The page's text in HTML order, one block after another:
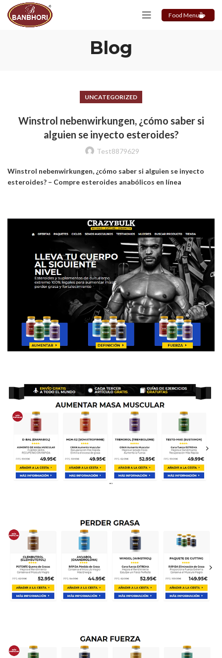
Food Menu
Blog
UNCATEGORIZED
Winstrol nebenwirkungen, ¿cómo saber si
alguien se inyecto esteroides?
Test8879629
Winstrol nebenwirkungen, ¿cómo saber si alguien se inyecto
esteroides? – Compre esteroides anabólicos en línea